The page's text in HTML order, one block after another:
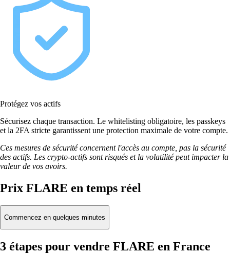
Protégez vos actifs
Sécurisez chaque transaction. Le whitelisting obligatoire, les passkeys
et la 2FA stricte garantissent une protection maximale de votre compte.
Ces mesures de sécurité concernent l'accès au compte, pas la sécurité
des actifs. Les crypto-actifs sont risqués et la volatilité peut impacter la
valeur de vos avoirs.
Prix FLARE en temps réel
Commencez en quelques minutes
3 étapes pour vendre FLARE en France